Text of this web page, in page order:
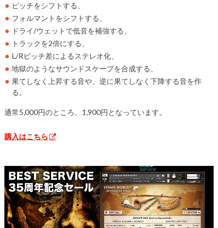
ピッチをシフトする、
フォルマントをシフトする、
ドライ/ウェットで低音を補強する、
トラックを2倍にする、
L/Rピッチ差によるステレオ化、
地獄のようなサウンドスケープを合成する、
果てしなく上昇する音や、逆に果てしなく下降する音を作
る。
通常5,000円のところ、1,900円となっています。
購入はこちら